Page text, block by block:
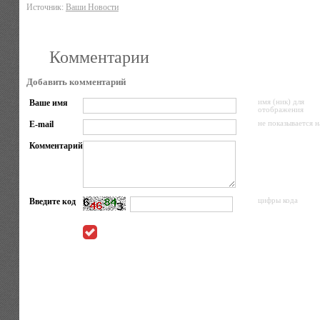
Источник: Ваши Новости
Комментарии
Добавить комментарий
Ваше имя
имя (ник) для
отображения
E-mail не показывается
Комментарий
Введите код цифры кода